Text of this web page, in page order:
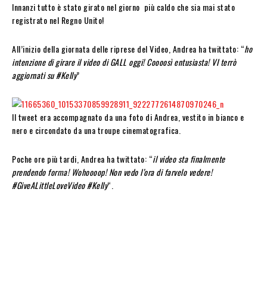
Innanzi tutto è stato girato nel giorno più caldo che sia mai stato
registrato nel Regno Unito!
All’inizio della giornata delle riprese del Video, Andrea ha twittato: “ho
intenzione di girare il video di GALL oggi! Coooosì entusiasta! VI terrò
aggiornati su #Kelly”
Il tweet era accompagnato da una foto di Andrea, vestito in bianco e
nero e circondato da una troupe cinematografica.
Poche ore più tardi, Andrea ha twittato: “il video sta finalmente
prendendo forma! Wohoooop! Non vedo l’ora di farvelo vedere!
#GiveALittleLoveVideo #Kelly“.